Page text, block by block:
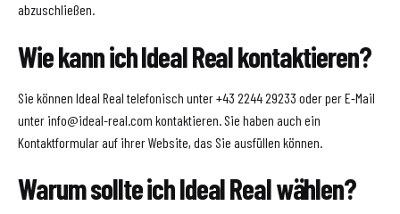
abzuschließen.
Wie kann ich Ideal Real kontaktieren?
Sie können Ideal Real telefonisch unter +43 2244 29233 oder per E-Mail
unter info@ideal-real.com kontaktieren. Sie haben auch ein
Kontaktformular auf ihrer Website, das Sie ausfüllen können.
Warum sollte ich Ideal Real wählen?